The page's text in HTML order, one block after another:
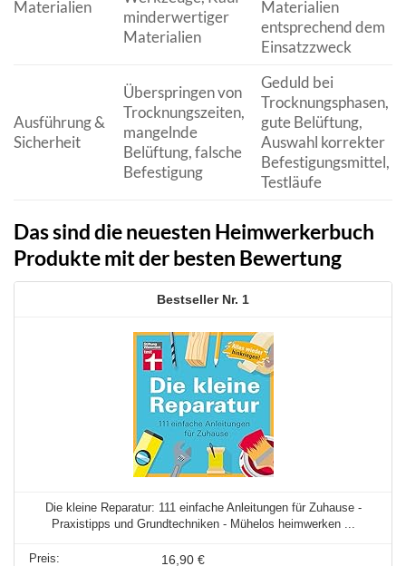
Materialien
minderwertiger
Materialien
Materialien
entsprechend dem
Einsatzzweck
Ausführung &
Sicherheit
Überspringen von
Trocknungszeiten,
mangelnde
Belüftung, falsche
Befestigung
Geduld bei
Trocknungsphasen,
gute Belüftung,
Auswahl korrekter
Befestigungsmittel,
Testläufe
Das sind die neuesten Heimwerkerbuch
Produkte mit der besten Bewertung
1
Die kleine Reparatur: 111 einfache Anleitungen für Zuhause -
Praxistipps und Grundtechniken - Mühelos heimwerken ...
16,90 €